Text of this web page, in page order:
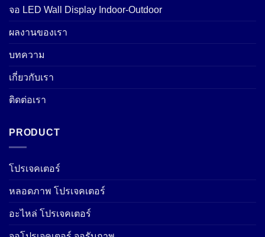
จอ LED Wall Display Indoor-Outdoor
ผลงานของเรา
บทความ
เกี่ยวกับเรา
ติดต่อเรา
PRODUCT
โปรเจคเตอร์
หลอดภาพ โปรเจคเตอร์
อะไหล่ โปรเจคเตอร์